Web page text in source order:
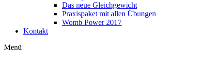
Das neue Gleichgewicht
Praxispaket mit allen Übungen
Womb Power 2017
Kontakt
Menü